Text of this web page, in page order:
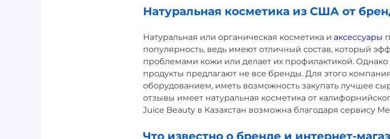
Натуральная косметика из США от
Натуральная или органическая косметика и аксессуары
популярность, ведь имеют отличный состав, который
проблемами кожи или делает их профилактикой. Однако
продукты предлагают не все бренды. Для этого
оборудованием, иметь возможность закупать лучшее
отзывы имеет натуральная косметика от
Juice Beauty в Казахстан возможна благодаря сервису
Что известно о бренде и интернет-